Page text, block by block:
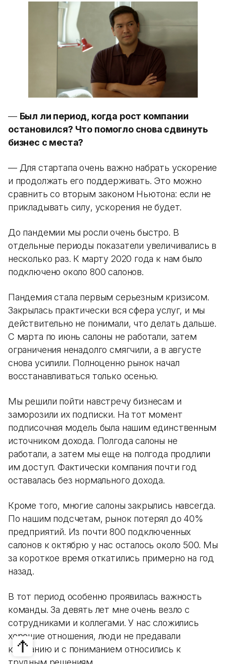
— Был ли период, когда рост компании
остановился? Что помогло снова сдвинуть
бизнес с места?
— Для стартапа очень важно набрать ускорение
и продолжать его поддерживать. Это можно
сравнить со вторым законом Ньютона: если не
прикладывать силу, ускорения не будет.
До пандемии мы росли очень быстро. В
отдельные периоды показатели увеличивались в
несколько раз. К марту 2020 года к нам было
подключено около 800 салонов.
Пандемия стала первым серьезным кризисом.
Закрылась практически вся сфера услуг, и мы
действительно не понимали, что делать дальше.
С марта по июнь салоны не работали, затем
ограничения ненадолго смягчили, а в августе
снова усилили. Полноценно рынок начал
восстанавливаться только осенью.
Мы решили пойти навстречу бизнесам и
заморозили их подписки. На тот момент
подписочная модель была нашим единственным
источником дохода. Полгода салоны не
работали, а затем мы еще на полгода продлили
им доступ. Фактически компания почти год
оставалась без нормального дохода.
Кроме того, многие салоны закрылись навсегда.
По нашим подсчетам, рынок потерял до 40%
предприятий. Из почти 800 подключенных
салонов к октябрю у нас осталось около 500. Мы
за короткое время откатились примерно на год
назад.
В тот период особенно проявилась важность
команды. За девять лет мне очень везло с
сотрудниками и коллегами. У нас сложились
хорошие отношения, люди не предавали
компанию и с пониманием относились к